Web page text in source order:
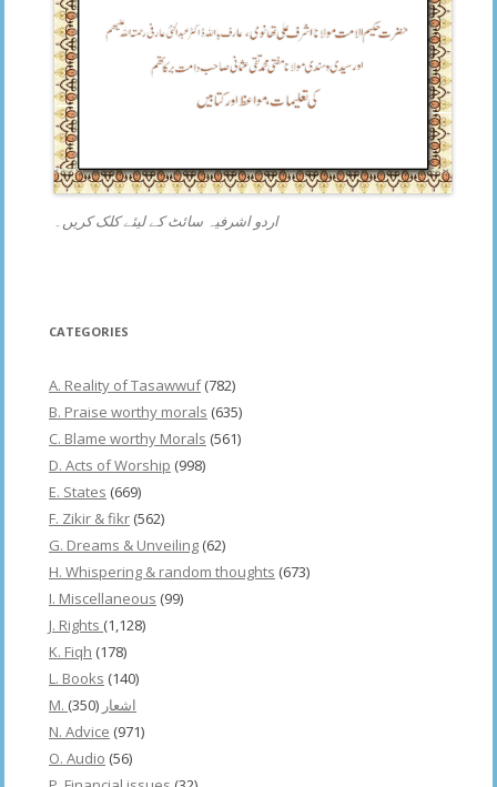
اردو اشرفیہ سائٹ کے لیئے کلک کریں۔
CATEGORIES
A. Reality of Tasawwuf(782)
B. Praise worthy morals (635)
C. Blame worthy Morals (561)
D. Acts of Worship (998)
E. States (669)
F. Zikir & fikr (562)
G. Dreams & Unveiling (62)
H. Whispering & random thoughts (673)
I. Miscellaneous (99)
J. Rights (1,128)
K. Fiqh (178)
L. Books (140)
M. اشعار (350)
N. Advice (971)
O. Audio (56)